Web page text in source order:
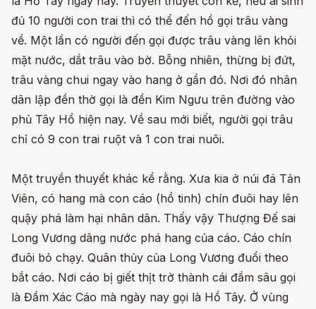
đủ 10 người con trai thì có thể đến hồ gọi trâu vàng
về. Một lần có người đến gọi được trâu vàng lên khỏi
mặt nước, dắt trâu vào bờ. Bỗng nhiên, thừng bị đứt,
trâu vàng chui ngay vào hang ở gần đó. Nơi đó nhân
dân lập đền thờ gọi là đền Kim Ngưu trên đường vào
phủ Tây Hồ hiện nay. Về sau mới biết, người gọi trâu
chỉ có 9 con trai ruột và 1 con trai nuôi.
Một truyền thuyết khác kể rằng. Xưa kia ở núi đá Tản
Viên, có hang mà con cáo (hồ tinh) chín đuôi hay lên
quậy phá làm hại nhân dân. Thấy vậy Thượng Đế sai
Long Vương dâng nước phá hang của cáo. Cáo chín
đuôi bỏ chạy. Quân thủy của Long Vương đuổi theo
bắt cáo. Nơi cáo bị giết thịt trở thành cái đầm sâu gọi
là Đầm Xác Cáo mà ngày nay gọi là Hồ Tây. Ở vùng